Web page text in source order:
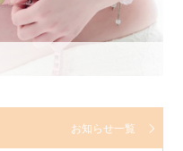
お知らせ一覧